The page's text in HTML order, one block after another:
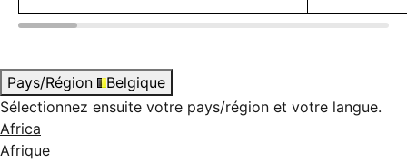
Pays/Région
Belgique
Sélectionnez ensuite votre pays/région et votre langue.
Africa
Afrique